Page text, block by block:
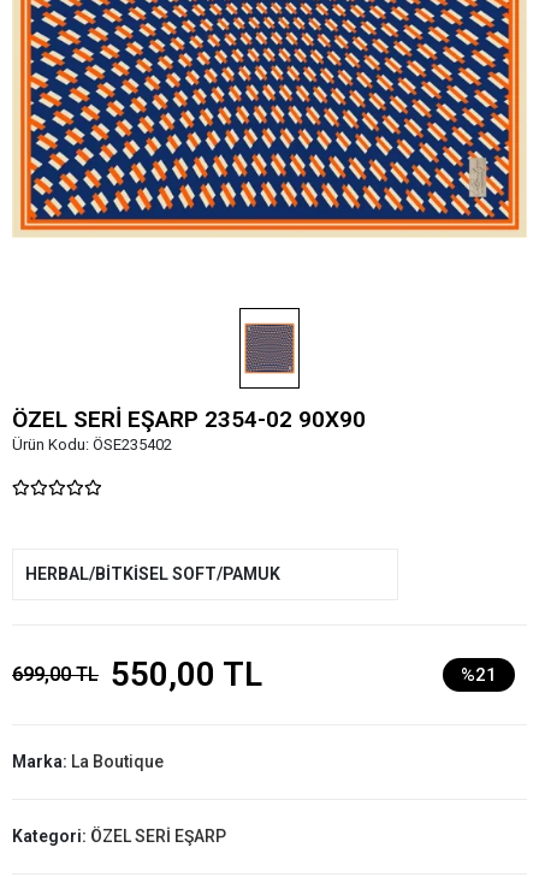
ÖZEL SERİ EŞARP 2354-02 90X90
Ürün Kodu: ÖSE235402
HERBAL/BİTKİSEL SOFT/PAMUK
699,00 TL 550,00 TL %21
Marka: La Boutique
Kategori: ÖZEL SERİ EŞARP